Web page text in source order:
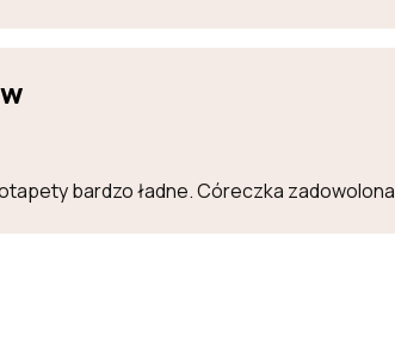
bardzo ładne. Córeczka zadowolona